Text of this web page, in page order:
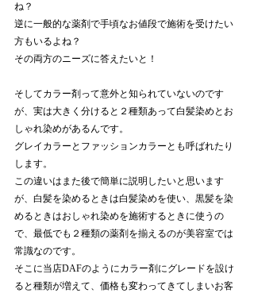
ね？
逆に一般的な薬剤で手頃なお値段で施術を受けたい
方もいるよね？
その両方のニーズに答えたいと！
そしてカラー剤って意外と知られていないのです
が、実は大きく分けると２種類あって白髪染めとお
しゃれ染めがあるんです。
グレイカラーとファッションカラーとも呼ばれたり
します。
この違いはまた後で簡単に説明したいと思います
が、白髪を染めるときは白髪染めを使い、黒髪を染
めるときはおしゃれ染めを施術するときに使うの
で、最低でも２種類の薬剤を揃えるのが美容室では
常識なのです。
そこに当店DAFのようにカラー剤にグレードを設け
ると種類が増えて、価格も変わってきてしまいお客